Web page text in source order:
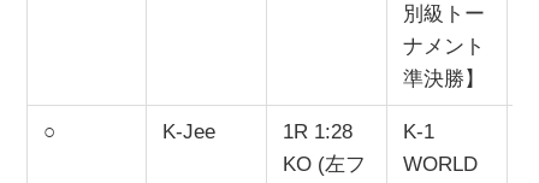
別級トー
ナメント
準決勝】
○ K-Jee
1R 1:28
KO (左フ
K-1
WORLD